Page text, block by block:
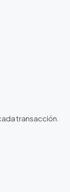
transacción.